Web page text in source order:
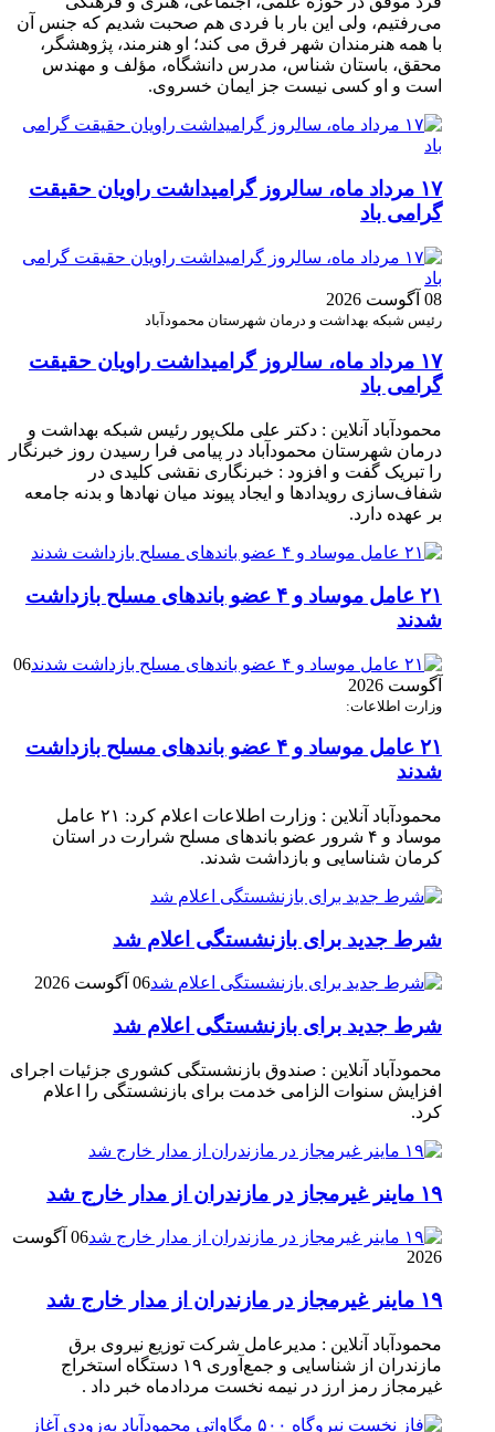
می‌رفتیم، ولی این بار با فردی هم صحبت شدیم که جنس آن
با همه هنرمندان شهر فرق می کند؛ او هنرمند، پژوهشگر،
محقق، باستان شناس، مدرس دانشگاه، مؤلف و مهندس
است و او کسی نیست جز ایمان خسروی.
۱۷ مرداد ماه، سالروز گرامیداشت راویان حقیقت
گرامی باد
08 آگوست 2026
رئیس شبکه بهداشت و درمان شهرستان محمودآباد
۱۷ مرداد ماه، سالروز گرامیداشت راویان حقیقت
گرامی باد
محمودآباد آنلاین : دکتر علی ملک‌پور رئیس شبکه بهداشت و
درمان شهرستان محمودآباد در پیامی فرا رسیدن روز خبرنگار
را تبریک گفت و افزود : خبرنگاری نقشی کلیدی در
شفاف‌سازی رویدادها و ایجاد پیوند میان نهادها و بدنه جامعه
بر عهده دارد.
۲۱ عامل موساد و ۴ عضو باند‌های مسلح بازداشت
شدند
06
آگوست 2026
وزارت اطلاعات:
۲۱ عامل موساد و ۴ عضو باند‌های مسلح بازداشت
شدند
محمودآباد آنلاین : وزارت اطلاعات اعلام کرد: ۲۱ عامل
موساد و ۴ شرور عضو باند‌های مسلح شرارت در استان
کرمان شناسایی و بازداشت شدند.
شرط جدید برای بازنشستگی اعلام شد
06 آگوست 2026
شرط جدید برای بازنشستگی اعلام شد
محمودآباد آنلاین : صندوق بازنشستگی کشوری جزئیات اجرای
افزایش سنوات الزامی خدمت برای بازنشستگی را اعلام
کرد.
۱۹ ماینر غیرمجاز در مازندران از مدار خارج شد
06 آگوست
2026
۱۹ ماینر غیرمجاز در مازندران از مدار خارج شد
محمودآباد آنلاین : مدیرعامل شرکت توزیع نیروی برق
مازندران از شناسایی و جمع‌آوری ۱۹ دستگاه استخراج
غیرمجاز رمز ارز در نیمه نخست مردادماه خبر داد .